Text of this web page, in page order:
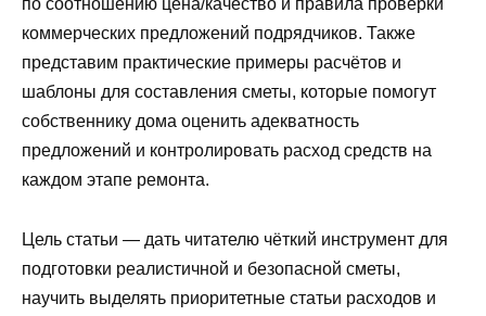
по соотношению цена/качество и правила проверки
коммерческих предложений подрядчиков. Также
представим практические примеры расчётов и
шаблоны для составления сметы, которые помогут
собственнику дома оценить адекватность
предложений и контролировать расход средств на
каждом этапе ремонта.
Цель статьи — дать читателю чёткий инструмент для
подготовки реалистичной и безопасной сметы,
научить выделять приоритетные статьи расходов и